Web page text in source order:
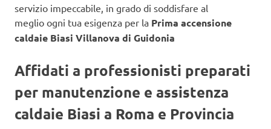
servizio impeccabile, in grado di soddisfare al
meglio ogni tua esigenza per la Prima accensione
caldaie Biasi Villanova di Guidonia
Affidati a professionisti preparati
per manutenzione e assistenza
caldaie Biasi a Roma e Provincia